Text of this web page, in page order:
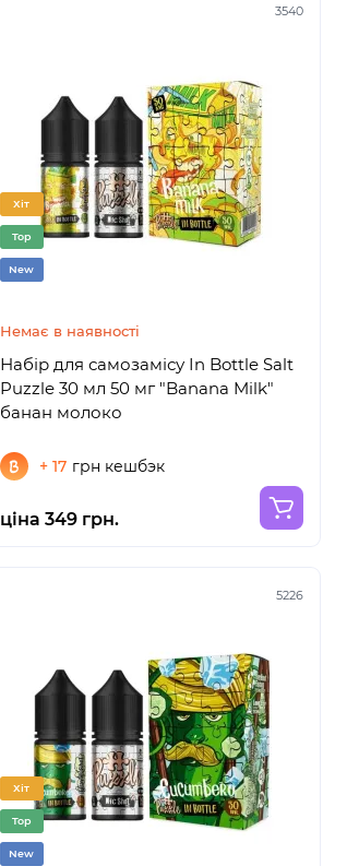
3540
Хіт
Top
New
Немає в наявності
Набір для самозамісу In Bottle Salt
Puzzle 30 мл 50 мг "Banana Milk"
банан молоко
+ 17 грн кешбэк
ціна 349 грн.
5226
Хіт
Top
New